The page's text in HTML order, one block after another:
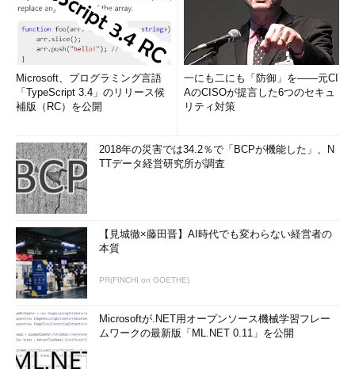
コントロール・パ
－ ○
コントロール・パ
ネル・アプレット
－ いくつかあり ○ ○
エクスプローラ・
シェル
－ － ○ ○
タスク・バー
Internet
Explorer
－ － ○
組み込みヘルプ・
システム
テーマ － － －
○
スタート画面
（Windows 8シ
ェル）
－
ア・アプリ・サポ
ート
Media Player
Microsoft、プログラミング言語
「TypeScript 3.4」のリリース候
補版（RC）を公開
一にも二にも「防御」を――元CI
AのCISOが提言した6つのセキュ
リティ対策
2018年の災害では34.2％で「BCPが機能した」、N
TTデータ経営研究所が調査
【見城徹×藤田晋】AI時代でも変わらない経営者の
本質
PR(FINCHI on GOETHE)
Microsoftが.NET用オープンソース機械学習フレー
ムワークの最新版「ML.NET 0.11」を公開